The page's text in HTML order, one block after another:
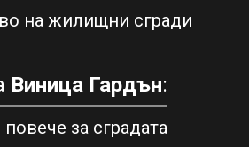
на жилищни сгради
Виница Гардън:
повече за сградата